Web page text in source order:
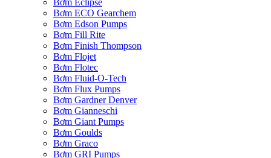
Bơm ECO Gearchem
Bơm Edson Pumps
Bơm Fill Rite
Bơm Finish Thompson
Bơm Flojet
Bơm Flotec
Bơm Fluid-O-Tech
Bơm Flux Pumps
Bơm Gardner Denver
Bơm Gianneschi
Bơm Giant Pumps
Bơm Goulds
Bơm Graco
Bơm GRI Pumps